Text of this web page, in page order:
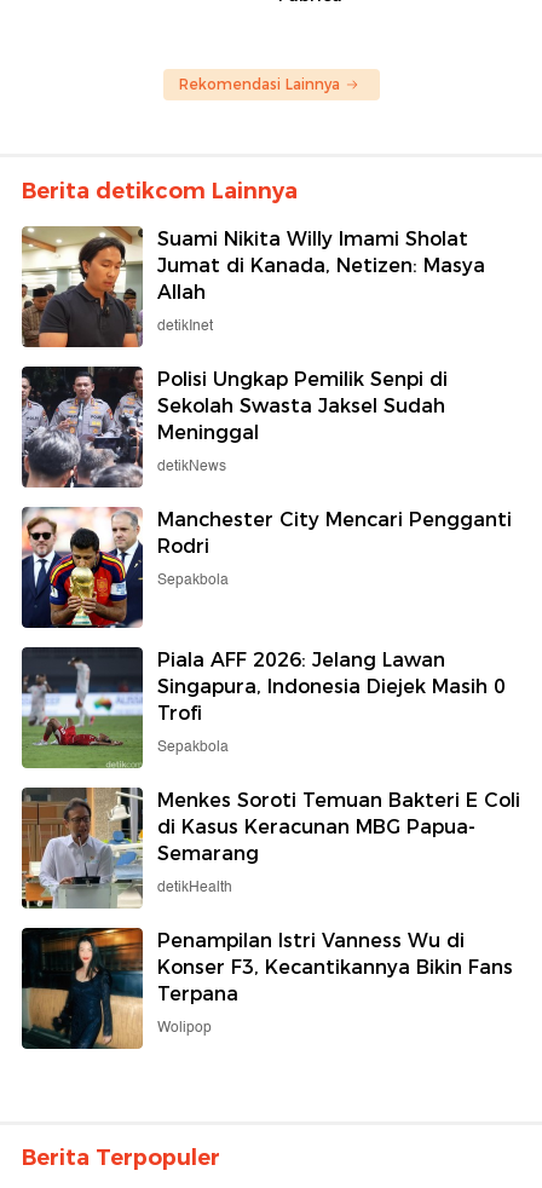
Rekomendasi Lainnya
Berita detikcom Lainnya
Suami Nikita Willy Imami Sholat
Jumat di Kanada, Netizen: Masya
Allah
detikInet
Polisi Ungkap Pemilik Senpi di
Sekolah Swasta Jaksel Sudah
Meninggal
detikNews
Manchester City Mencari Pengganti
Rodri
Sepakbola
Piala AFF 2026: Jelang Lawan
Singapura, Indonesia Diejek Masih 0
Trofi
Sepakbola
Menkes Soroti Temuan Bakteri E Coli
di Kasus Keracunan MBG Papua-
Semarang
detikHealth
Penampilan Istri Vanness Wu di
Konser F3, Kecantikannya Bikin Fans
Terpana
Wolipop
Berita Terpopuler